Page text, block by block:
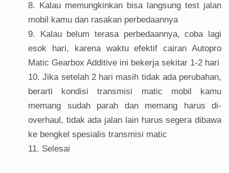
Kalau memungkinkan bisa langsung test jalan
mobil kamu dan rasakan perbedaannya
Kalau belum terasa perbedaannya, coba lagi
esok hari, karena waktu efektif cairan Autopro
Matic Gearbox Additive ini bekerja sekitar 1-2 hari
Jika setelah 2 hari masih tidak ada perubahan,
berarti kondisi transmisi matic mobil kamu
memang sudah parah dan memang harus di-
overhaul, tidak ada jalan lain harus segera dibawa
ke bengkel spesialis transmisi matic
Selesai